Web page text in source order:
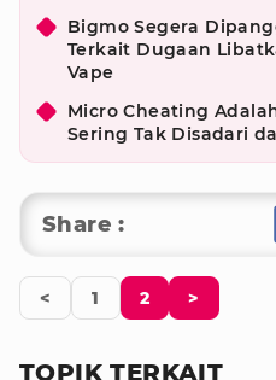
Bigmo Segera
Terkait Dugaan
Vape
Micro Cheating
Sering Tak Disadari
Share :
< 1 2 >
TOPIK TERKAIT